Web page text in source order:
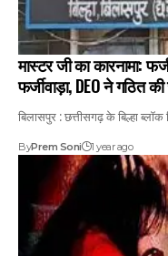
मास्टर जी का कारनामा:
फर्जीवाड़ा, DEO ने गठित
बिलासपुर : छत्तीसगढ़ के बिल्हा
ByPrem Soni 1 year ago